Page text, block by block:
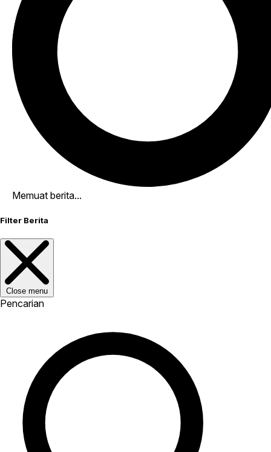
Memuat berita...
Filter Berita
Close menu
Pencarian